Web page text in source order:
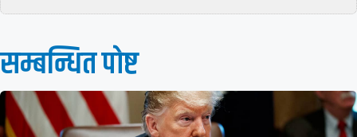
सम्बन्धित पाेष्ट